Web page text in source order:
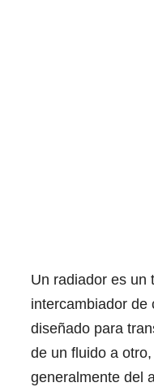
Un radiador es un
intercambiador de
diseñado para
de un fluido a otro,
generalmente del